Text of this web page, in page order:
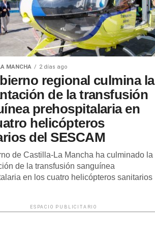
MANCHA 2 días ago
regional culmina la
de la transfusión
prehospitalaria en
helicópteros
del SESCAM
de Castilla-La Mancha ha culminado la
de la transfusión sanguínea
en los cuatro helicópteros sanitarios
ESPACIO PUBLICITARIO